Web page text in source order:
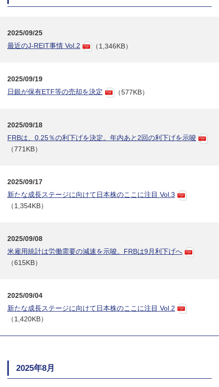
2025/09/25
最近のJ-REIT事情 Vol.2
（1,346KB）
2025/09/19
日銀が保有ETF等の売却を決定
（577KB）
2025/09/18
FRBは、0.25％の利下げを決定。年内あと2回の利下げを示唆
（771KB）
2025/09/17
新たな成長ステージに向けて日本株のここに注目 Vol.3
（1,354KB）
2025/09/08
米雇用統計は労働需要の減速を示唆。FRBは9月利下げへ
（615KB）
2025/09/04
新たな成長ステージに向けて日本株のここに注目 Vol.2
（1,420KB）
2025年8月